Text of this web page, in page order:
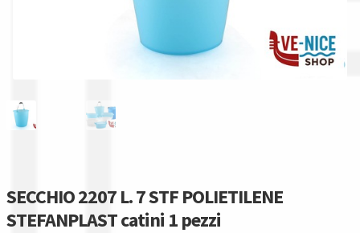
Garanzia del produttore
Guida all’utilizzo del sito
SECCHIO 2207 L. 7 STF POLIETILENE
STEFANPLAST catini 1 pezzi